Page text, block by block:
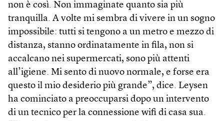
non è così. Non immaginate quanto sia più
tranquilla. A volte mi sembra di vivere in un sogno
impossibile: tutti si tengono a un metro e mezzo di
distanza, stanno ordinatamente in fila, non si
accalcano nei supermercati, sono più attenti
all’igiene. Mi sento di nuovo normale, e forse era
questo il mio desiderio più grande”, dice. Leysen
ha cominciato a preoccuparsi dopo un intervento
di un tecnico per la connessione wifi di casa sua.